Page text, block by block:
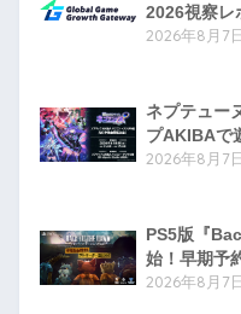
2026視察レ
2026年8月7
ネプテュー
プAKIBAで
2026年8月7
PS5版『
始！早期予
2026年8月7